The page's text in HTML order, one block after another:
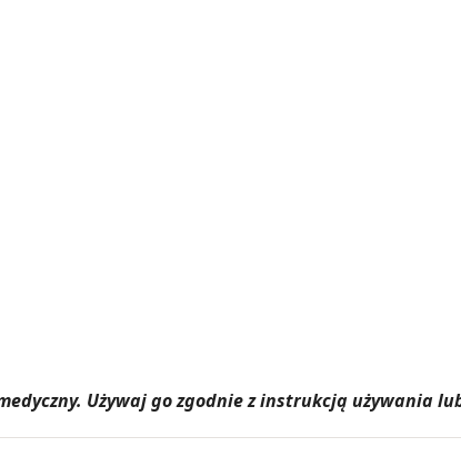
Używaj go zgodnie z instrukcją używania